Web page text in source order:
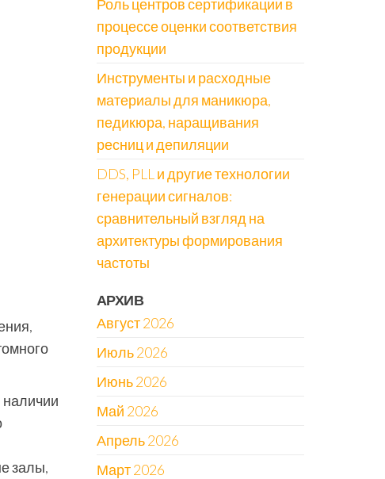
залы,
Роль центров сертификации в
процессе оценки соответствия
продукции
Инструменты и расходные
материалы для маникюра,
педикюра, наращивания
ресниц и депиляции
DDS, PLL и другие технологии
генерации сигналов:
сравнительный взгляд на
архитектуры формирования
частоты
АРХИВ
Август 2026
Июль 2026
Июнь 2026
Май 2026
Апрель 2026
Март 2026